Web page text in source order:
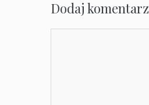
Dodaj komentarz